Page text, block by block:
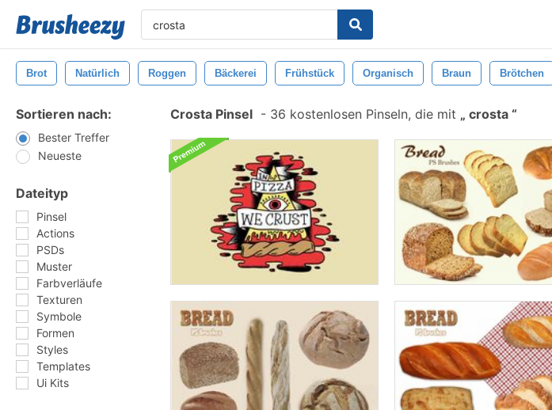
Brot Natürlich Roggen Bäckerei Frühstück Organisch Braun Brötchen
Sortieren nach:
Bester Treffer
Neueste
Dateityp
Pinsel
Actions
PSDs
Muster
Farbverläufe
Texturen
Symbole
Formen
Styles
Templates
Ui Kits
Crosta Pinsel - 36 kostenlosen Pinseln, die mit crosta